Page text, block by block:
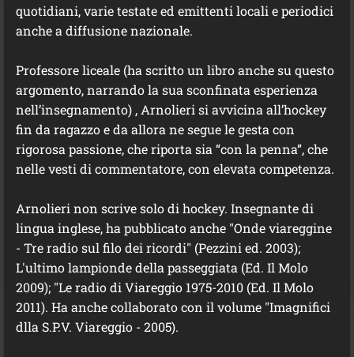
quotidiani, varie testate ed emittenti locali e periodici
anche a diffusione nazionale.
Professore liceale (ha scritto un libro anche su questo
argomento, narrando la sua sconfinata esperienza
nell’insegnamento) , Arnolieri si avvicina all’hockey
fin da ragazzo e da allora ne segue le gesta con
rigorosa passione, che riporta sia “con la penna”, che
nelle vesti di commentatore, con elevata competenza.
Arnolieri non scrive solo di hockey. Insegnante di
lingua inglese, ha pubblicato anche "Onde viareggine
- Tre radio sul filo dei ricordi" (Pezzini ed. 2003);
L'ultimo lampionde della passeggiata (Ed. Il Molo
2009); "Le radio di Viareggio 1975-2010 (Ed. Il Molo
2011). Ha anche collaborato con il volume "Imagnifici
dlla S.P.V. Viareggio - 2005).